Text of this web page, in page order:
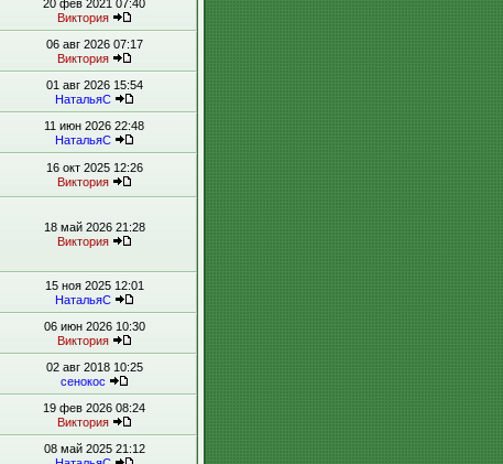
20 фев 2021 07:40
Виктория
06 авг 2026 07:17
Виктория
01 авг 2026 15:54
НатальяС
11 июн 2026 22:48
НатальяС
16 окт 2025 12:26
Виктория
18 май 2026 21:28
Виктория
15 ноя 2025 12:01
НатальяС
06 июн 2026 10:30
Виктория
02 авг 2018 10:25
сенокос
19 фев 2026 08:24
Виктория
08 май 2025 21:12